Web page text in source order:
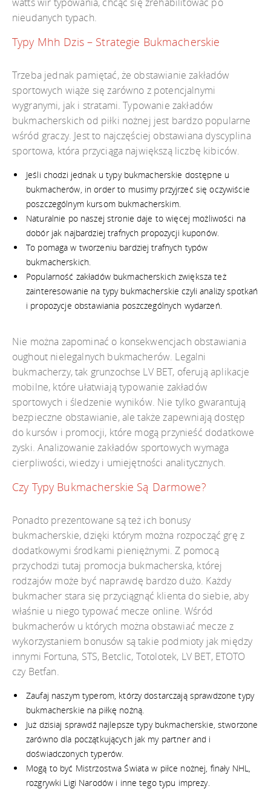
nieudanych typach.
Typy Mhh Dzis – Strategie Bukmacherskie
Trzeba jednak pamiętać, że obstawianie zakładów
sportowych wiąże się zarówno z potencjalnymi
wygranymi, jak i stratami. Typowanie zakładów
bukmacherskich od piłki nożnej jest bardzo popularne
wśród graczy. Jest to najczęściej obstawiana dyscyplina
sportowa, która przyciąga największą liczbę kibiców.
Jeśli chodzi jednak u typy bukmacherskie dostępne u
bukmacherów, in order to musimy przyjrzeć się oczywiście
poszczególnym kursom bukmacherskim.
Naturalnie po naszej stronie daje to więcej możliwości na
dobór jak najbardziej trafnych propozycji kuponów.
To pomaga w tworzeniu bardziej trafnych typów
bukmacherskich.
Popularność zakładów bukmacherskich zwiększa też
zainteresowanie na typy bukmacherskie czyli analizy spotkań
i propozycje obstawiania poszczególnych wydarzeń.
Nie można zapominać o konsekwencjach obstawiania
oughout nielegalnych bukmacherów. Legalni
bukmacherzy, tak grunzochse LV BET, oferują aplikacje
mobilne, które ułatwiają typowanie zakładów
sportowych i śledzenie wyników. Nie tylko gwarantują
bezpieczne obstawianie, ale także zapewniają dostęp
do kursów i promocji, które mogą przynieść dodatkowe
zyski. Analizowanie zakładów sportowych wymaga
cierpliwości, wiedzy i umiejętności analitycznych.
Czy Typy Bukmacherskie Są Darmowe?
Ponadto prezentowane są też ich bonusy
bukmacherskie, dzięki którym można rozpocząć grę z
dodatkowymi środkami pieniężnymi. Z pomocą
przychodzi tutaj promocja bukmacherska, której
rodzajów może być naprawdę bardzo dużo. Każdy
bukmacher stara się przyciągnąć klienta do siebie, aby
właśnie u niego typować mecze online. Wśród
bukmacherów u których można obstawiać mecze z
wykorzystaniem bonusów są takie podmioty jak między
innymi Fortuna, STS, Betclic, Totolotek, LV BET, ETOTO
czy Betfan.
Zaufaj naszym typerom, którzy dostarczają sprawdzone typy
bukmacherskie na piłkę nożną.
Już dzisiaj sprawdź najlepsze typy bukmacherskie, stworzone
zarówno dla początkujących jak my partner and i
doświadczonych typerów.
Mogą to być Mistrzostwa Świata w piłce nożnej, finały NHL,
rozgrywki Ligi Narodów i inne tego typu imprezy.